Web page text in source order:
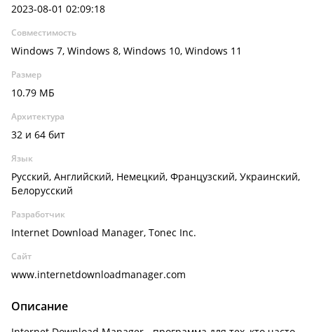
2023-08-01 02:09:18
Совместимость
Windows 7, Windows 8, Windows 10, Windows 11
Размер
10.79 МБ
Архитектура
32 и 64 бит
Язык
Русский, Английский, Немецкий, Французский, Украинский,
Белорусский
Разработчик
Internet Download Manager, Tonec Inc.
Сайт
www.internetdownloadmanager.com
Описание